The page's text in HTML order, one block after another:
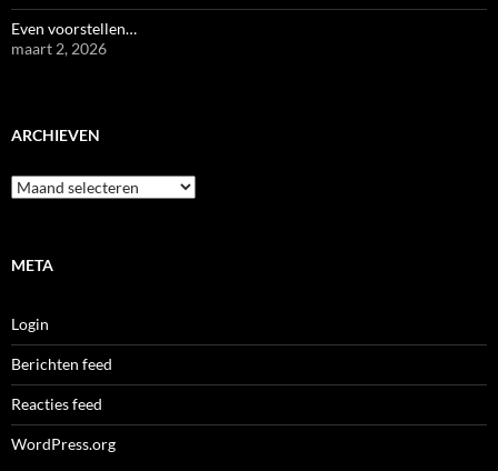
Even voorstellen…
maart 2, 2026
ARCHIEVEN
Archieven
META
Login
Berichten feed
Reacties feed
WordPress.org